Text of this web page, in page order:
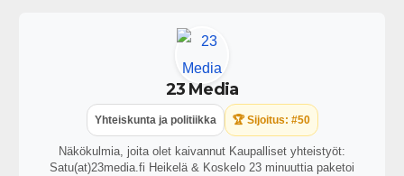
23 Media
Yhteiskunta ja politiikka 🏆 Sijoitus: #50
Näkökulmia, joita olet kaivannut Kaupalliset yhteistyöt:
Satu(at)23media.fi Heikelä & Koskelo 23 minuuttia paketoi